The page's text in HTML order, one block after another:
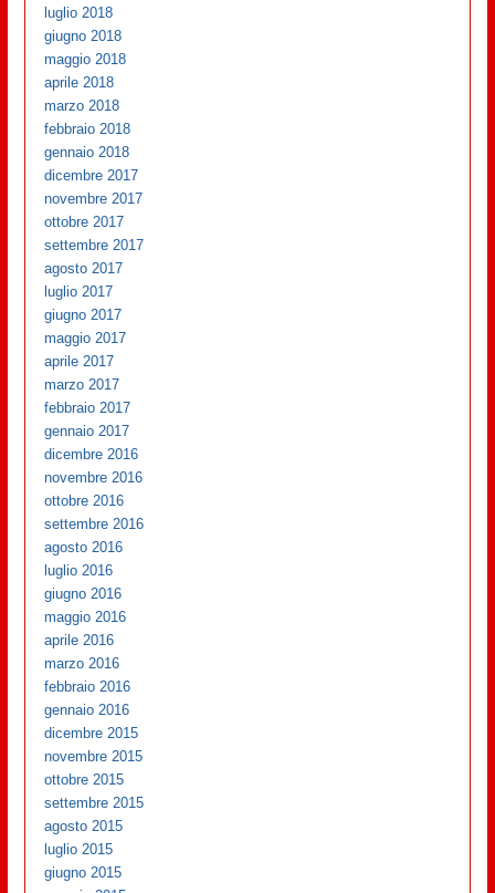
luglio 2018
giugno 2018
maggio 2018
aprile 2018
marzo 2018
febbraio 2018
gennaio 2018
dicembre 2017
novembre 2017
ottobre 2017
settembre 2017
agosto 2017
luglio 2017
giugno 2017
maggio 2017
aprile 2017
marzo 2017
febbraio 2017
gennaio 2017
dicembre 2016
novembre 2016
ottobre 2016
settembre 2016
agosto 2016
luglio 2016
giugno 2016
maggio 2016
aprile 2016
marzo 2016
febbraio 2016
gennaio 2016
dicembre 2015
novembre 2015
ottobre 2015
settembre 2015
agosto 2015
luglio 2015
giugno 2015